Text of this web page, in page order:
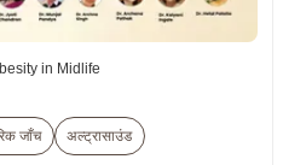
in Midlife
जाँच अल्ट्रासाउंड